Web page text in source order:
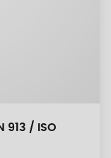
913 / ISO